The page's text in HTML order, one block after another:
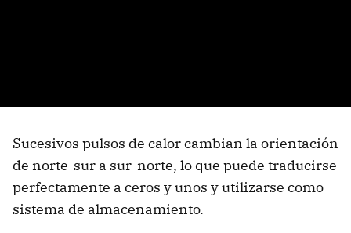
Sucesivos pulsos de calor cambian la orientación
de norte-sur a sur-norte, lo que puede traducirse
perfectamente a ceros y unos y utilizarse como
sistema de almacenamiento.